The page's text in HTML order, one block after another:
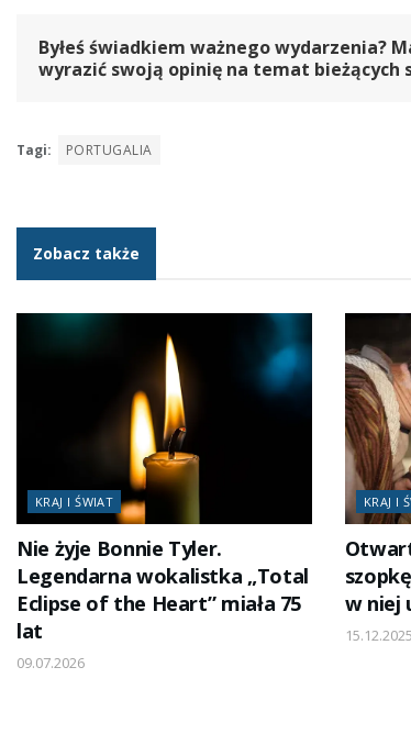
Byłeś świadkiem ważnego wydarzenia?
wyrazić swoją opinię na temat bieżących
Tagi: PORTUGALIA
Zobacz także
KRAJ I ŚWIAT
Nie żyje Bonnie Tyler.
Legendarna wokalistka „Total
Eclipse of the Heart” miała 75
lat
09.07.2026
KRAJ I
w niej
15.12.2025